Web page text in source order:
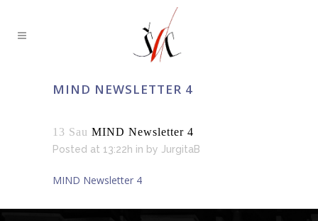
MIND NEWSLETTER 4
13 Sau MIND Newsletter 4
Posted at 13:22h in by JurgitaB
MIND Newsletter 4